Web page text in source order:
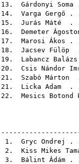
13. Gárdonyi Soma
14. Varga Gergő .
15. Jurás Máté .
16. Demeter
17. Marosi Ákos .
18. Jacsev Fülöp
19. Labancz Balázs
20. Csis Nándor
21. Szabó Márton
21. Licka Adam .
22. Mesics Botond
1. Gryc Ondrej .
2. Kiss Mikes
3. Bálint Ádám .